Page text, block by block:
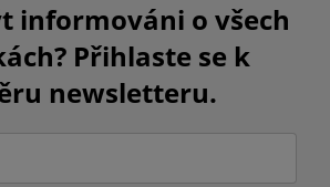
informováni o všech
Přihlaste se k
newsletteru.